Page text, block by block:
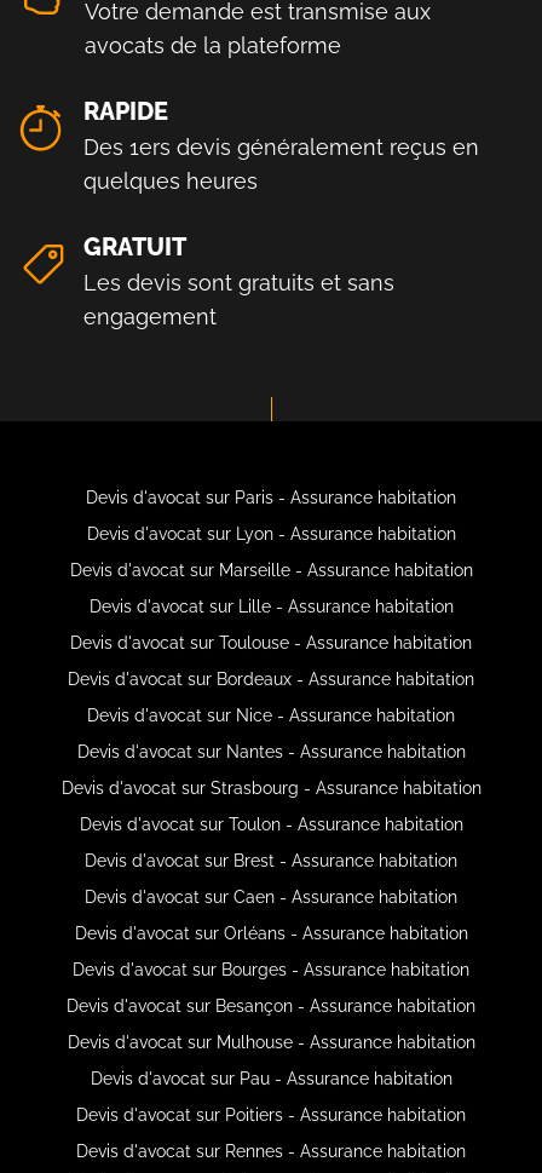
Votre demande est transmise aux
avocats de la plateforme
RAPIDE
Des 1ers devis généralement reçus en
quelques heures
GRATUIT
Les devis sont gratuits et sans
engagement
Devis d'avocat sur Paris - Assurance habitation
Devis d'avocat sur Lyon - Assurance habitation
Devis d'avocat sur Marseille - Assurance habitation
Devis d'avocat sur Lille - Assurance habitation
Devis d'avocat sur Toulouse - Assurance habitation
Devis d'avocat sur Bordeaux - Assurance habitation
Devis d'avocat sur Nice - Assurance habitation
Devis d'avocat sur Nantes - Assurance habitation
Devis d'avocat sur Strasbourg - Assurance habitation
Devis d'avocat sur Toulon - Assurance habitation
Devis d'avocat sur Brest - Assurance habitation
Devis d'avocat sur Caen - Assurance habitation
Devis d'avocat sur Orléans - Assurance habitation
Devis d'avocat sur Bourges - Assurance habitation
Devis d'avocat sur Besançon - Assurance habitation
Devis d'avocat sur Mulhouse - Assurance habitation
Devis d'avocat sur Pau - Assurance habitation
Devis d'avocat sur Poitiers - Assurance habitation
Devis d'avocat sur Rennes - Assurance habitation